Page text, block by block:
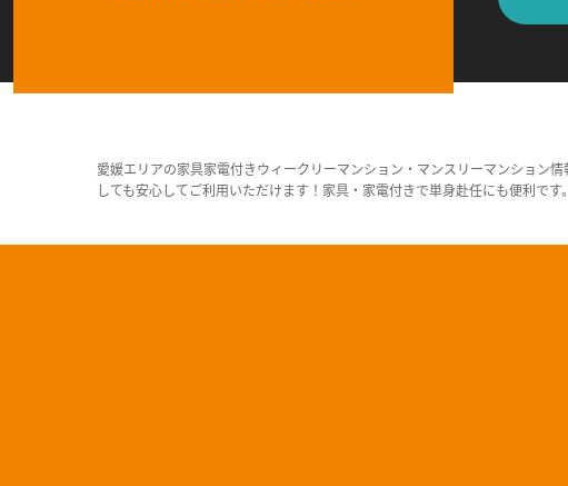
愛媛エリアの家具家電付きウィークリーマンション・マンスリーマンション
しても安心してご利用いただけます！家具・家電付きで単身赴任にも便利です。